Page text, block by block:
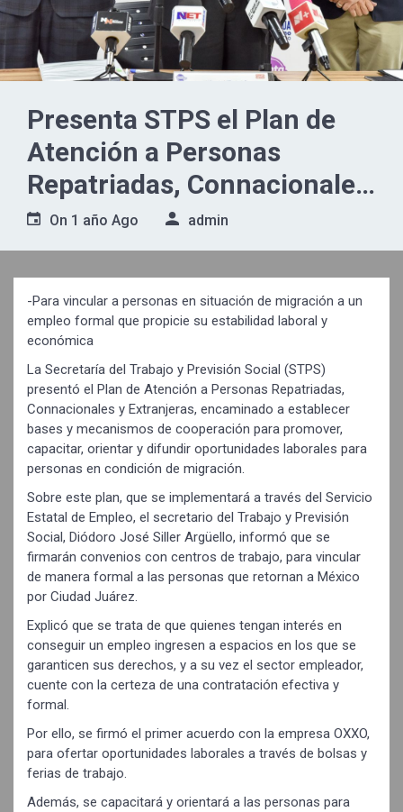
Presenta STPS el Plan de
Atención a Personas
Repatriadas, Connacionales
y Extranjeras
On 1 año Ago admin
-Para vincular a personas en situación de migración a un
empleo formal que propicie su estabilidad laboral y
económica
La Secretaría del Trabajo y Previsión Social (STPS)
presentó el Plan de Atención a Personas Repatriadas,
Connacionales y Extranjeras, encaminado a establecer
bases y mecanismos de cooperación para promover,
capacitar, orientar y difundir oportunidades laborales para
personas en condición de migración.
Sobre este plan, que se implementará a través del Servicio
Estatal de Empleo, el secretario del Trabajo y Previsión
Social, Diódoro José Siller Argüello, informó que se
firmarán convenios con centros de trabajo, para vincular
de manera formal a las personas que retornan a México
por Ciudad Juárez.
Explicó que se trata de que quienes tengan interés en
conseguir un empleo ingresen a espacios en los que se
garanticen sus derechos, y a su vez el sector empleador,
cuente con la certeza de una contratación efectiva y
formal.
Por ello, se firmó el primer acuerdo con la empresa OXXO,
para ofertar oportunidades laborales a través de bolsas y
ferias de trabajo.
Además, se capacitará y orientará a las personas para